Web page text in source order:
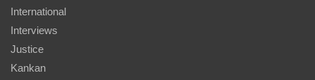
International
Interviews
Justice
Kankan